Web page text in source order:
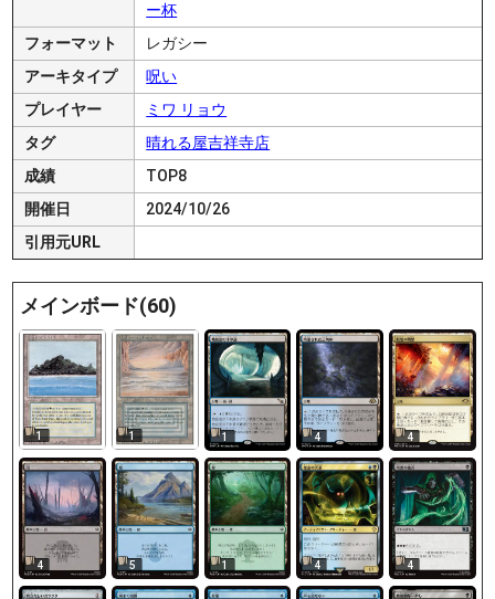
ー杯
フォーマット
レガシー
アーキタイプ
呪い
プレイヤー
ミワ リョウ
タグ
晴れる屋吉祥寺店
成績
TOP8
開催日
2024/10/26
引用元URL
メインボード(60)
1 1 1 4 4
4 5 1 4 4